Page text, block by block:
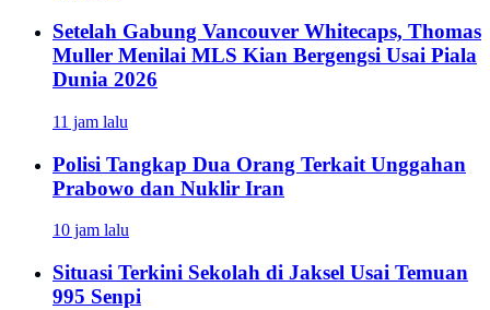
Setelah Gabung Vancouver Whitecaps, Thomas
Muller Menilai MLS Kian Bergengsi Usai Piala
Dunia 2026
11 jam lalu
Polisi Tangkap Dua Orang Terkait Unggahan
Prabowo dan Nuklir Iran
10 jam lalu
Situasi Terkini Sekolah di Jaksel Usai Temuan
995 Senpi